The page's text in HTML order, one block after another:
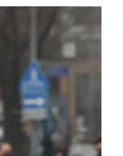
하다. 동유럽의
약속을 지키지 못
성이 덜한 일로
불평등한 결혼에